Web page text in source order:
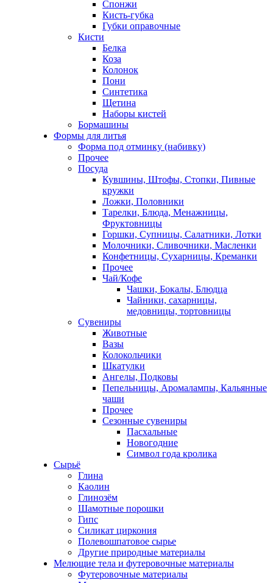
Спонжи
Кисть-губка
Губки оправочные
Кисти
Белка
Коза
Колонок
Пони
Синтетика
Щетина
Наборы кистей
Бормашины
Формы для литья
Форма под отминку (набивку)
Прочее
Посуда
Кувшины, Штофы, Стопки, Пивные
кружки
Ложки, Половники
Тарелки, Блюда, Менажницы,
Фруктовницы
Горшки, Супницы, Салатники, Лотки
Молочники, Сливочники, Масленки
Конфетницы, Сухарницы, Креманки
Прочее
Чай/Кофе
Чашки, Бокалы, Блюдца
Чайники, сахарницы,
медовницы, тортовницы
Сувениры
Животные
Вазы
Колокольчики
Шкатулки
Ангелы, Подковы
Пепельницы, Аромалампы, Кальянные
чаши
Прочее
Сезонные сувениры
Пасхальные
Новогодние
Символ года кролика
Сырьё
Глина
Каолин
Глинозём
Шамотные порошки
Гипс
Силикат циркония
Полевошпатовое сырье
Другие природные материалы
Мелющие тела и футеровочные материалы
Футеровочные материалы